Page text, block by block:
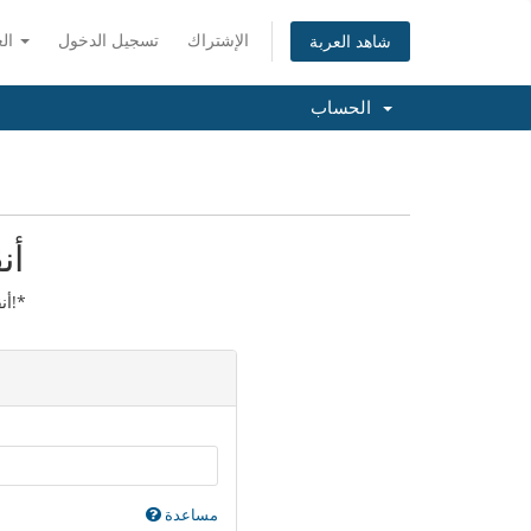
تسجيل الدخول الإشتراك شاهد العربة
أنقل الآن النطاق الخاص بك لسنة!*
مساعدة